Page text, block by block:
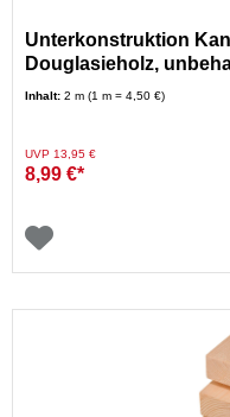
Unterkonstruktion
Douglasieholz,
Inhalt: 2 m (1 m = 4,50 €)
Preis reduziert von
UVP 13,95 €auf
8,99 €*